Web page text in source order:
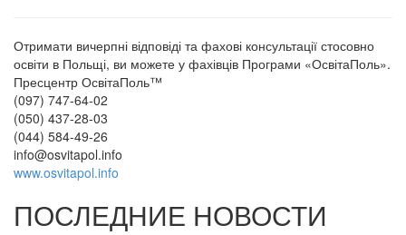
Отримати вичерпні відповіді та фахові консультації стосовно
освіти в Польщі, ви можете у фахівців Програми «ОсвітаПоль».
Пресцентр ОсвітаПоль™
(097) 747-64-02
(050) 437-28-03
(044) 584-49-26
info@osvitapol.info
www.osvitapol.info
ПОСЛЕДНИЕ НОВОСТИ